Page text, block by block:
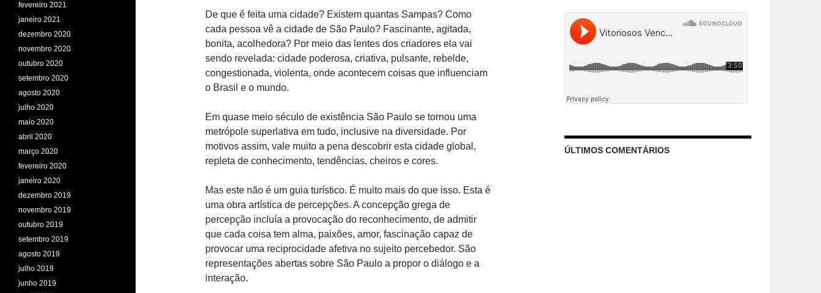
De que é feita uma cidade? Existem quantas Sampas? Como
cada pessoa vê a cidade de São Paulo? Fascinante, agitada,
bonita, acolhedora? Por meio das lentes dos criadores ela vai
sendo revelada: cidade poderosa, criativa, pulsante, rebelde,
congestionada, violenta, onde acontecem coisas que influenciam
o Brasil e o mundo.
Em quase meio século de existência São Paulo se tornou uma
metrópole superlativa em tudo, inclusive na diversidade. Por
motivos assim, vale muito a pena descobrir esta cidade global,
repleta de conhecimento, tendências, cheiros e cores.
Mas este não é um guia turístico. É muito mais do que isso. Esta é
uma obra artística de percepções. A concepção grega de
percepção incluía a provocação do reconhecimento, de admitir
que cada coisa tem alma, paixões, amor, fascinação capaz de
provocar uma reciprocidade afetiva no sujeito percebedor. São
representações abertas sobre São Paulo a propor o diálogo e a
interação.
ÚLTIMOS COMENTÁRIOS
fevereiro 2021
janeiro 2021
dezembro 2020
novembro 2020
outubro 2020
setembro 2020
agosto 2020
julho 2020
maio 2020
abril 2020
março 2020
fevereiro 2020
janeiro 2020
dezembro 2019
novembro 2019
outubro 2019
setembro 2019
agosto 2019
julho 2019
junho 2019